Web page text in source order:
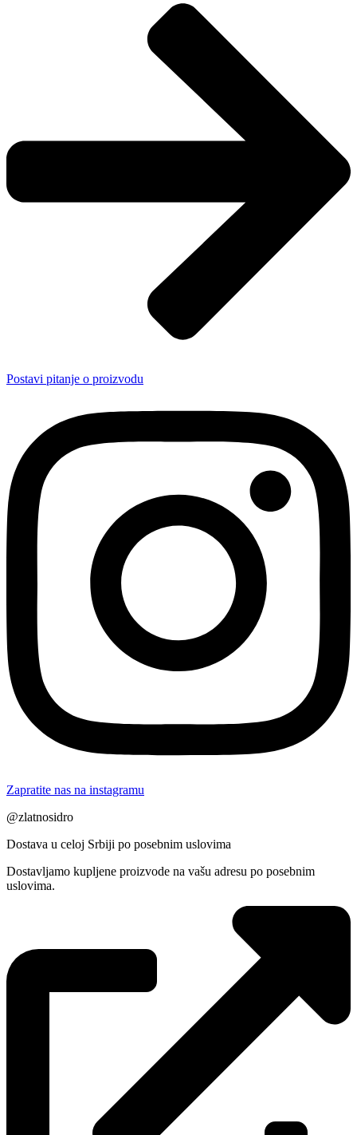
Postavi pitanje o proizvodu
Zapratite nas na instagramu
@zlatnosidro
Dostava u celoj Srbiji po posebnim uslovima
Dostavljamo kupljene proizvode na vašu adresu po posebnim
uslovima.